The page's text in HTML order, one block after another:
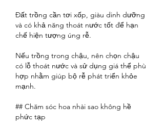
Đất trồng cần tơi xốp, giàu dinh dưỡng
và có khả năng thoát nước tốt để hạn
chế hiện tượng úng rễ.
Nếu trồng trong chậu, nên chọn chậu
có lỗ thoát nước và sử dụng giá thể phù
hợp nhằm giúp bộ rễ phát triển khỏe
mạnh.
## Chăm sóc hoa nhài sao không hề
phức tạp